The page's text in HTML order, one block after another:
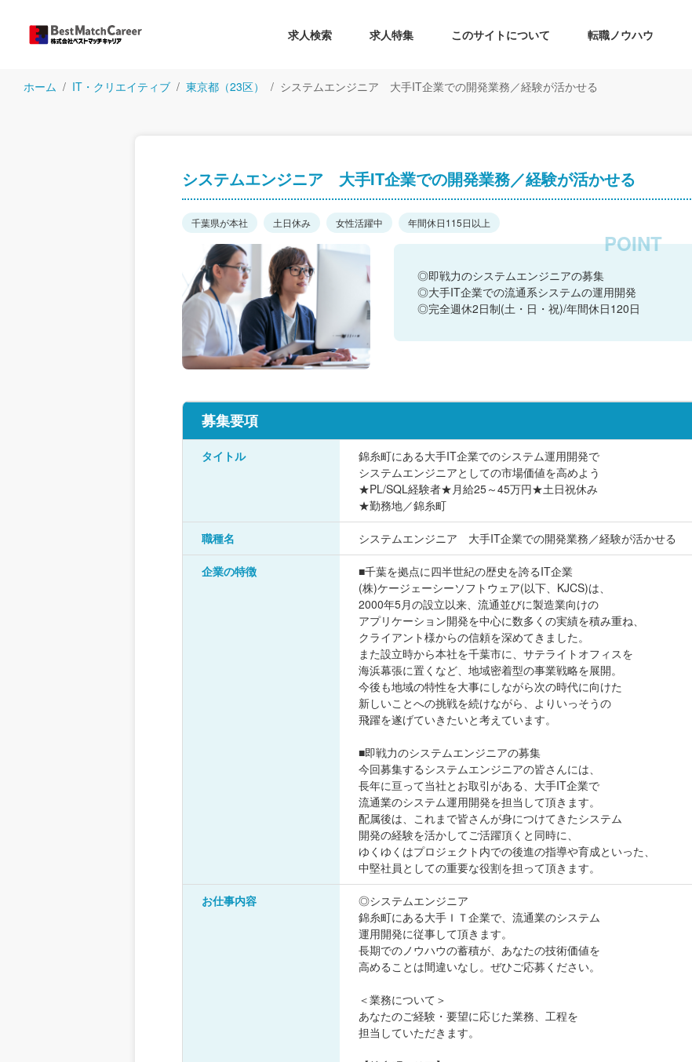
求人検索 求人特集 このサイトについて 転職ノウハウ
ホーム IT・クリエイティブ 東京都（23区） システムエンジニア 大手IT企業での開発業務／経験が活かせる
システムエンジニア 大手IT企業での開発業務／経験が活かせる
千葉県が本社 土日休み 女性活躍中 年間休日115日以上
◎即戦力のシステムエンジニアの募集
◎大手IT企業での流通系システムの運用開発
◎完全週休2日制(土・日・祝)/年間休日120日
募集要項
タイトル
錦糸町にある大手IT企業でのシステム運用開発で
システムエンジニアとしての市場価値を高めよう
★PL/SQL経験者★月給25～45万円★土日祝休み
★勤務地／錦糸町
職種名 システムエンジニア 大手IT企業での開発業務／経験が活かせる
企業の特徴
■千葉を拠点に四半世紀の歴史を誇るIT企業
(株)ケージェーシーソフトウェア(以下、KJCS)は、
2000年5月の設立以来、流通並びに製造業向けの
アプリケーション開発を中心に数多くの実績を積み重ね、
クライアント様からの信頼を深めてきました。
また設立時から本社を千葉市に、サテライトオフィスを
海浜幕張に置くなど、地域密着型の事業戦略を展開。
今後も地域の特性を大事にしながら次の時代に向けた
新しいことへの挑戦を続けながら、よりいっそうの
飛躍を遂げていきたいと考えています。
■即戦力のシステムエンジニアの募集
今回募集するシステムエンジニアの皆さんには、
長年に亘って当社とお取引がある、大手IT企業で
流通業のシステム運用開発を担当して頂きます。
配属後は、これまで皆さんが身につけてきたシステム
開発の経験を活かしてご活躍頂くと同時に、
ゆくゆくはプロジェクト内での後進の指導や育成といった、
中堅社員としての重要な役割を担って頂きます。
お仕事内容
◎システムエンジニア
錦糸町にある大手ＩＴ企業で、流通業のシステム
運用開発に従事して頂きます。
長期でのノウハウの蓄積が、あなたの技術価値を
高めることは間違いなし。ぜひご応募ください。
＜業務について＞
あなたのご経験・要望に応じた業務、工程を
担当していただきます。